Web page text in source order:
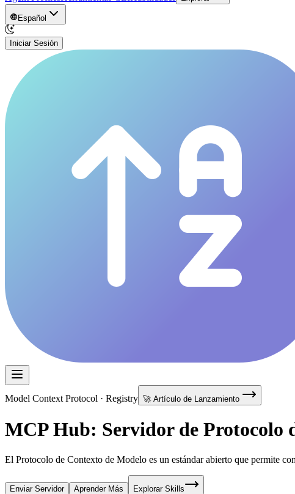
Español
Iniciar Sesión
Model Context Protocol · Registry 🚀 Artículo de Lanzamiento
MCP Hub: Servidor de Protocolo
El Protocolo de Contexto de Modelo es un estándar abierto que permite
Enviar Servidor Aprender Más Explorar Skills